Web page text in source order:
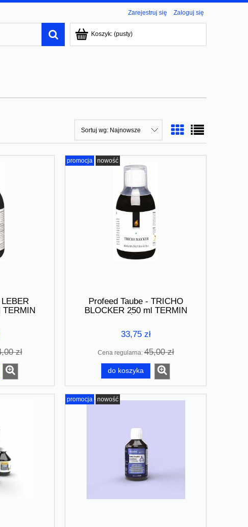
Zarejestruj się Zaloguj się
Koszyk: (pusty)
Sortuj wg: Najnowsze
TERMIN
zł
Profeed Taube - TRICHO
BLOCKER 250 ml TERMIN
33,75 zł
Cena regularna:45,00 zł
do koszyka
promocja nowość
promocja nowość